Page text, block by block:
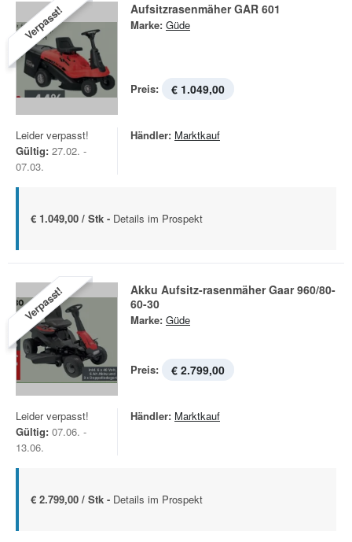
Verpasst! Aufsitzrasenmäher GAR 601
Marke: Güde
Preis: € 1.049,00
Leider verpasst!
Gültig: 27.02. -
07.03.
Händler: Marktkauf
€ 1.049,00 / Stk - Details im Prospekt
Verpasst!
Akku Aufsitz-rasenmäher Gaar 960/80-
60-30
Marke: Güde
Preis: € 2.799,00
Leider verpasst!
Gültig: 07.06. -
13.06.
Händler: Marktkauf
€ 2.799,00 / Stk - Details im Prospekt